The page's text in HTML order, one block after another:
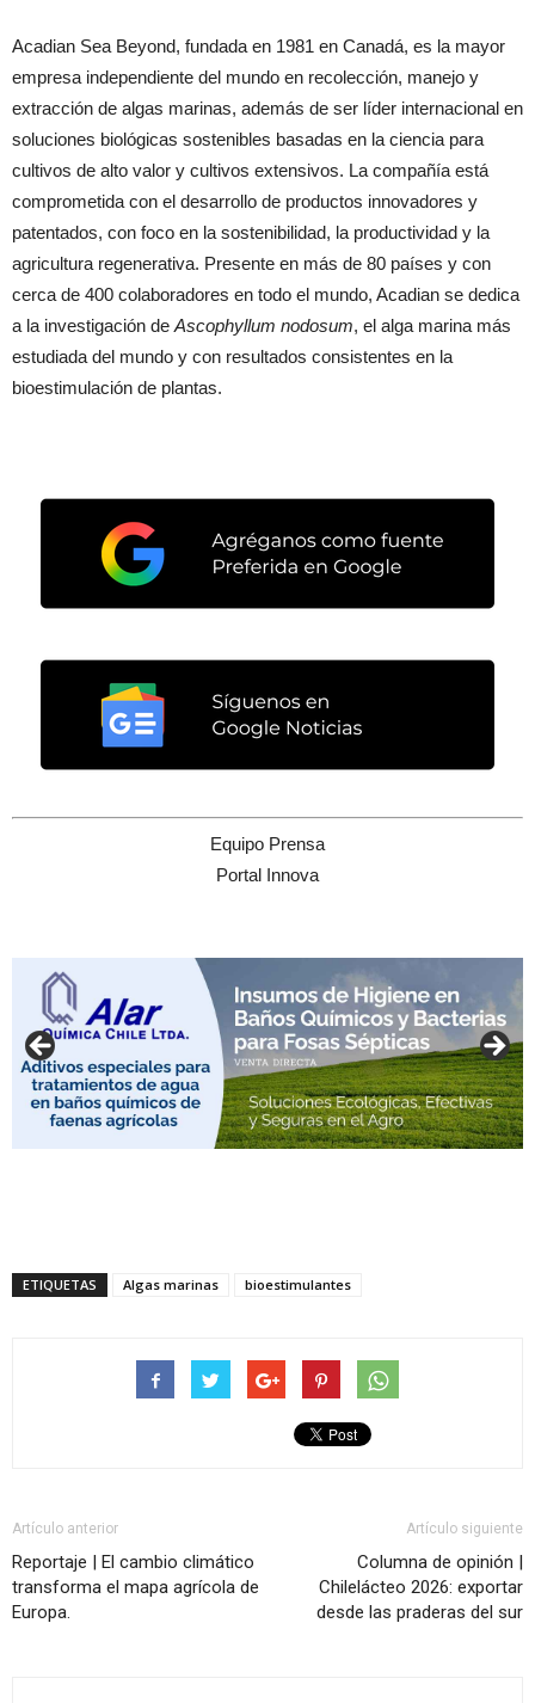
Acadian Sea Beyond, fundada en 1981 en Canadá, es la mayor
empresa independiente del mundo en recolección, manejo y
extracción de algas marinas, además de ser líder internacional en
soluciones biológicas sostenibles basadas en la ciencia para
cultivos de alto valor y cultivos extensivos. La compañía está
comprometida con el desarrollo de productos innovadores y
patentados, con foco en la sostenibilidad, la productividad y la
agricultura regenerativa. Presente en más de 80 países y con
cerca de 400 colaboradores en todo el mundo, Acadian se dedica
a la investigación de Ascophyllum nodosum, el alga marina más
estudiada del mundo y con resultados consistentes en la
bioestimulación de plantas.
Equipo Prensa
Portal Innova
ETIQUETAS Algas marinas bioestimulantes
Artículo anterior
Reportaje | El cambio climático
transforma el mapa agrícola de
Europa.
Artículo siguiente
Columna de opinión |
Chilelácteo 2026: exportar
desde las praderas del sur